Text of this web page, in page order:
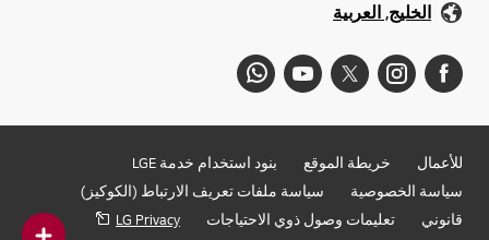
الخليج, العربية
للأعمال خريطة الموقع
بنود استخدام خدمة LGE
سياسة الخصوصية
سياسة ملفات تعريف الارتباط (الكوكيز)
قانوني
تعليمات وصول ذوي الاحتياجات LG Privacy